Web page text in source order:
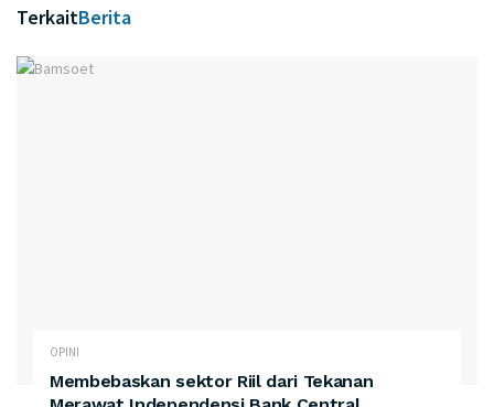
TerkaitBerita
OPINI
Membebaskan sektor Riil dari Tekanan